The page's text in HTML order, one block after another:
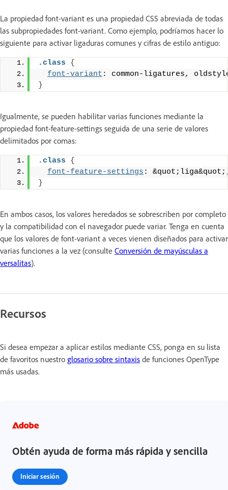
La propiedad font-variant es una propiedad CSS abreviada de todas
las subpropiedades font-variant. Como ejemplo, podríamos hacer lo
siguiente para activar ligaduras comunes y cifras de estilo antiguo:
.class
{
font-variant : common-ligatures,
}
Igualmente, se pueden habilitar varias funciones mediante la
propiedad font-feature-settings seguida de una serie de valores
delimitados por comas:
.class
{
font-feature-settings :
}
En ambos casos, los valores heredados se sobrescriben por completo
y la compatibilidad con el navegador puede variar. Tenga en cuenta
que los valores de font-variant a veces vienen diseñados para activar
varias funciones a la vez (consulte Conversión de mayúsculas a
versalitas).
Recursos
Si desea empezar a aplicar estilos mediante CSS, ponga en su lista
de favoritos nuestro glosario sobre sintaxis de funciones OpenType
más usadas.
Obtén ayuda de forma más rápida y sencilla
Iniciar sesión